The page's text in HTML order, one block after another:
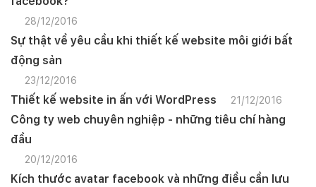
28/12/2016
Sự thật về yêu cầu khi thiết kế website môi giới bất
động sản
23/12/2016
Thiết kế website in ấn với WordPress 21/12/2016
Công ty web chuyên nghiệp - những tiêu chí hàng
đầu
20/12/2016
Kích thước avatar facebook và những điều cần lưu